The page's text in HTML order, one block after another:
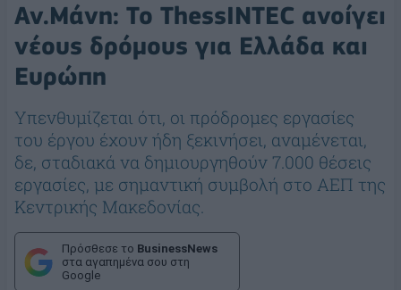
Αν.Μάνη: Το ThessINTEC ανοίγει
νέους δρόμους για Ελλάδα και
Ευρώπη
Υπενθυμίζεται ότι, οι πρόδρομες εργασίες
του έργου έχουν ήδη ξεκινήσει, αναμένεται,
δε, σταδιακά να δημιουργηθούν 7.000 θέσεις
εργασίες, με σημαντική συμβολή στο ΑΕΠ της
Κεντρικής Μακεδονίας.
Πρόσθεσε το BusinessNews
στα αγαπημένα σου στη
Google